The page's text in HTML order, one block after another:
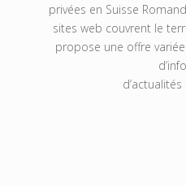
privées en Suisse
sites web couvrent le
propose une offre
d’actualités